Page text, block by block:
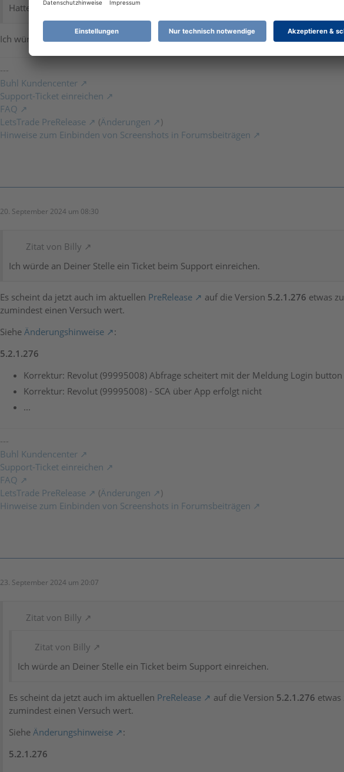
Hatte das jemand schonmal?
Ich würde an Deiner Stelle ein Ticket beim Support einreichen.
---
Buhl Kundencenter
Support-Ticket einreichen
FAQ
LetsTrade PreRelease
(Änderungen
)
Hinweise zum Einbinden von Screenshots in Forumsbeiträgen
20. September 2024 um 08:30
Zitat von Billy
Ich würde an Deiner Stelle ein Ticket beim Support einreichen.
Es scheint da jetzt auch im aktuellen PreRelease auf die Version 5.2.1.276 etwas
zumindest einen Versuch wert.
Siehe Änderungshinweise
:
5.2.1.276
Korrektur: Revolut (99995008) Abfrage scheitert mit der Meldung Login
Korrektur: Revolut (99995008) - SCA über App erfolgt nicht
...
---
Buhl Kundencenter
Support-Ticket einreichen
FAQ
LetsTrade PreRelease
(Änderungen
)
Hinweise zum Einbinden von Screenshots in Forumsbeiträgen
23. September 2024 um 20:07
Zitat von Billy
Zitat von Billy
Ich würde an Deiner Stelle ein Ticket beim Support einreichen.
Es scheint da jetzt auch im aktuellen PreRelease auf die Version 5.2.1.276 etwas
zumindest einen Versuch wert.
Siehe Änderungshinweise
:
5.2.1.276